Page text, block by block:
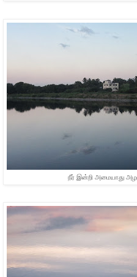
நீர் இன்றி அமையாது